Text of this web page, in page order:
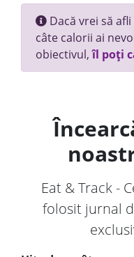
Dacă vrei să
câte calorii ai
obiectivul,îl poți
Eat & Track -
folosit jurnal